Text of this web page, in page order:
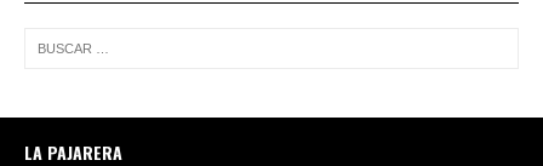
LA PAJARERA